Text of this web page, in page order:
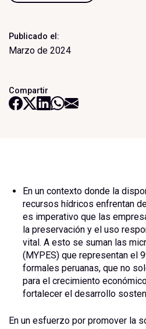
Publicado el:
Marzo de 2024
Compartir
En un contexto donde la
recursos hídricos enfrentan
es imperativo que las
la preservación y el uso
vital. A esto se suman las
(MYPES) que representan el
formales peruanas, que no
para el crecimiento
fortalecer el desarrollo
En un esfuerzo por promover la